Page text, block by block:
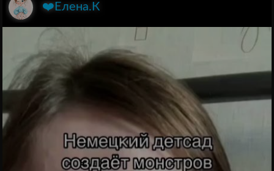
❤️Елена.К